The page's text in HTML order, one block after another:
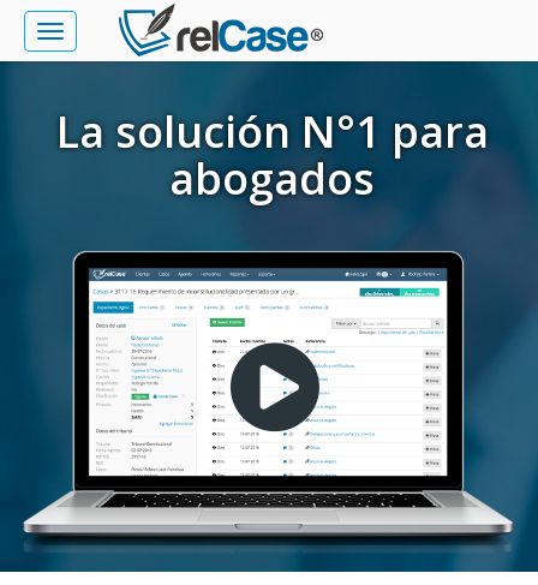
Toggle
navigation
La solución N°1 para
abogados